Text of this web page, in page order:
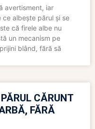
avertisment, iar
albește părul și se
că firele albe nu
un mecanism pe
blând, fără să
CĂRUNT
FĂRĂ